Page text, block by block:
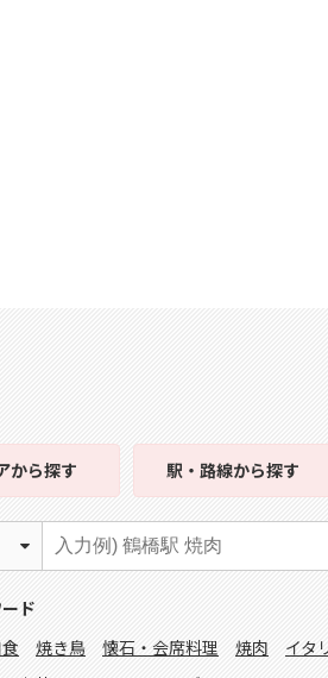
から探す 駅・路線から探す
ド
焼き鳥 懐石・会席料理 焼肉 イタ